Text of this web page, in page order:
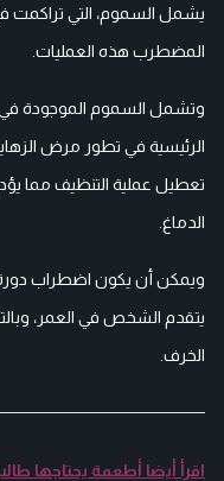
يشمل السموم، التي تراكمت في
المضطرب هذه العمليات.
وتشمل السموم الموجودة في
الرئيسية في تطور مرض
تعطيل عملية التنظيف مما
الدماغ.
ويمكن أن يكون اضطراب دورة
يتقدم الشخص في العمر،
الخرف.
اقرأ أيضا أطعمة يحتاجها